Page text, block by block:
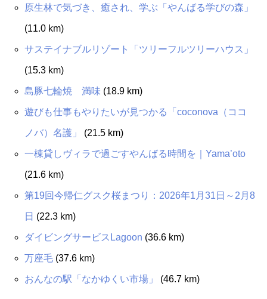
原生林で気づき、癒され、学ぶ「やんばる学びの森」
(11.0 km)
サステイナブルリゾート「ツリーフルツリーハウス」
(15.3 km)
島豚七輪焼 満味 (18.9 km)
遊びも仕事もやりたいが見つかる「coconova（ココ
ノバ）名護」 (21.5 km)
一棟貸しヴィラで過ごすやんばる時間を｜Yama’oto
(21.6 km)
第19回今帰仁グスク桜まつり：2026年1月31日～2月8
日 (22.3 km)
ダイビングサービスLagoon (36.6 km)
万座毛(37.6 km)
おんなの駅「なかゆくい市場」 (46.7 km)